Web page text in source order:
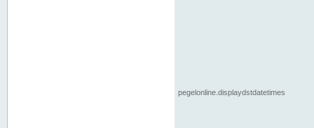
pegelonline.displaydstdatetimes